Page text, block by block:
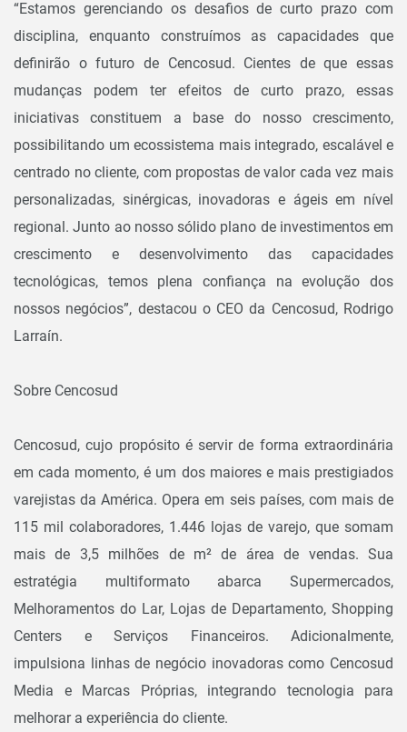
“Estamos gerenciando os desafios de curto prazo com
disciplina, enquanto construímos as capacidades que
definirão o futuro de Cencosud. Cientes de que essas
mudanças podem ter efeitos de curto prazo, essas
iniciativas constituem a base do nosso crescimento,
possibilitando um ecossistema mais integrado, escalável e
centrado no cliente, com propostas de valor cada vez mais
personalizadas, sinérgicas, inovadoras e ágeis em nível
regional. Junto ao nosso sólido plano de investimentos em
crescimento e desenvolvimento das capacidades
tecnológicas, temos plena confiança na evolução dos
nossos negócios”, destacou o CEO da Cencosud, Rodrigo
Larraín.
Sobre Cencosud
Cencosud, cujo propósito é servir de forma extraordinária
em cada momento, é um dos maiores e mais prestigiados
varejistas da América. Opera em seis países, com mais de
115 mil colaboradores, 1.446 lojas de varejo, que somam
mais de 3,5 milhões de m² de área de vendas. Sua
estratégia multiformato abarca Supermercados,
Melhoramentos do Lar, Lojas de Departamento, Shopping
Centers e Serviços Financeiros. Adicionalmente,
impulsiona linhas de negócio inovadoras como Cencosud
Media e Marcas Próprias, integrando tecnologia para
melhorar a experiência do cliente.